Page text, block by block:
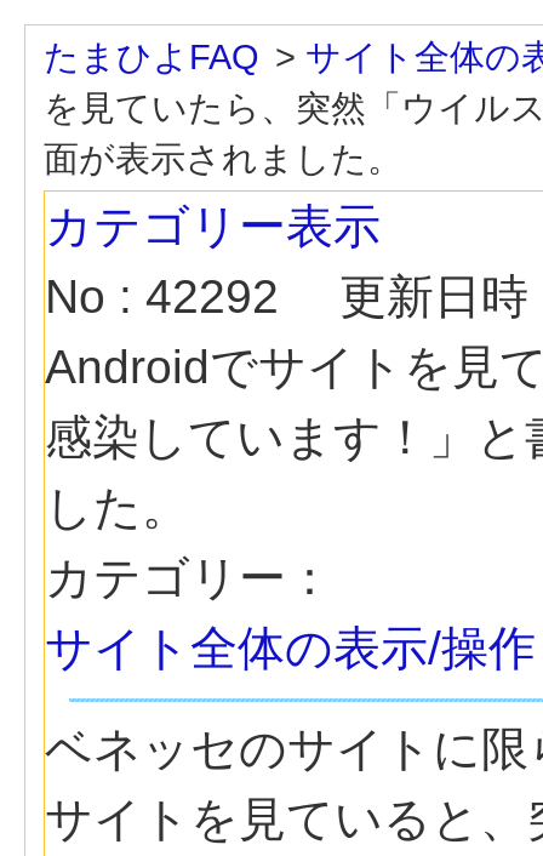
たまひよFAQ > サイト全体の
を見ていたら、突然「ウイル
面が表示されました。
カテゴリー表示
No : 42292
更新日
Androidでサイトを見
感染しています！」
した。
カテゴリー：
サイト全体の表示/操
ベネッセのサイトに
サイトを見ていると